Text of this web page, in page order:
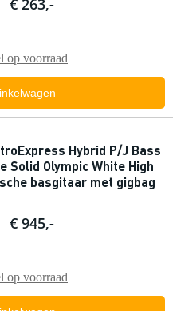
€ 263,-
op voorraad
Hybrid P/J Bass
Solid Olympic White High
basgitaar met gigbag
€ 945,-
op voorraad